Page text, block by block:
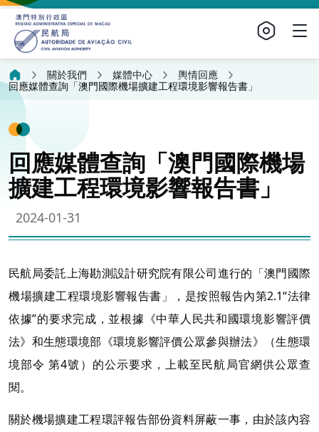
關於我們 媒體中心
輿情回應
回應媒體查詢「澳門國際機場擴建工程環境影響報告書」
回應媒體查詢「澳門國際機場
擴建工程環境影響報告書」
2024-01-31
民航局委託上海勘測設計研究院有限公司進行的「澳門國際
機場擴建工程環境影響報告書」，是按照報告內第2.1“法律
依據”的要求完成，並根據《中華人民共和國環境影響評價
法》和生態環境部《環境影響評價公眾參與辦法》（生態環
境部令 第4號）的公示要求，上載至民航局官網供公眾查
閱。
關於機場擴建工程環評報告部份資料屏蔽一事，由於該內容